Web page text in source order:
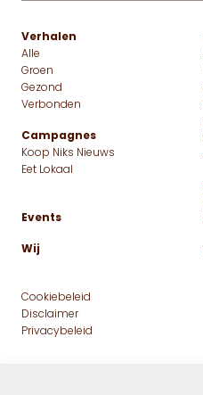
Verhalen
Alle
Groen
Gezond
Verbonden
Campagnes
Koop Niks Nieuws
Eet Lokaal
Events
Wij
Cookiebeleid
Disclaimer
Privacybeleid